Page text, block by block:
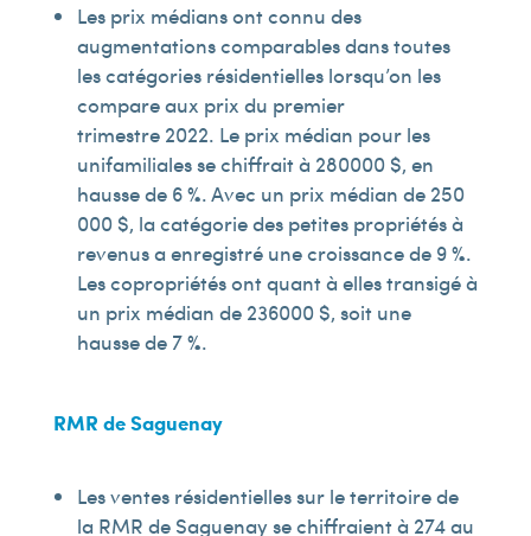
Les prix médians ont connu des
augmentations comparables dans toutes
les catégories résidentielles lorsqu’on les
compare aux prix du premier
trimestre 2022. Le prix médian pour les
unifamiliales se chiffrait à 280 000 $, en
hausse de 6 %. Avec un prix médian de 250
000 $, la catégorie des petites propriétés à
revenus a enregistré une croissance de 9 %.
Les copropriétés ont quant à elles transigé à
un prix médian de 236 000 $, soit une
hausse de 7 %.
RMR de Saguenay
Les ventes résidentielles sur le territoire de
la RMR de Saguenay se chiffraient à 274 au